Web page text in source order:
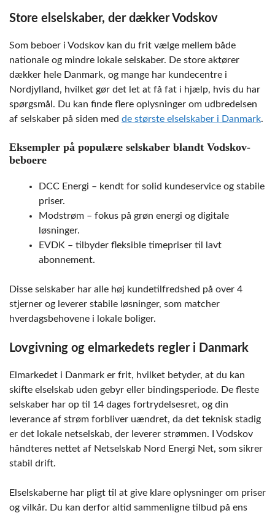
Store elselskaber, der dækker Vodskov
Som beboer i Vodskov kan du frit vælge mellem både
nationale og mindre lokale selskaber. De store aktører
dækker hele Danmark, og mange har kundecentre i
Nordjylland, hvilket gør det let at få fat i hjælp, hvis du har
spørgsmål. Du kan finde flere oplysninger om udbredelsen
af selskaber på siden med de største elselskaber i Danmark.
Eksempler på populære selskaber blandt Vodskov-
beboere
DCC Energi – kendt for solid kundeservice og stabile
priser.
Modstrøm – fokus på grøn energi og digitale
løsninger.
EVDK – tilbyder fleksible timepriser til lavt
abonnement.
Disse selskaber har alle høj kundetilfredshed på over 4
stjerner og leverer stabile løsninger, som matcher
hverdagsbehovene i lokale boliger.
Lovgivning og elmarkedets regler i Danmark
Elmarkedet i Danmark er frit, hvilket betyder, at du kan
skifte elselskab uden gebyr eller bindingsperiode. De fleste
selskaber har op til 14 dages fortrydelsesret, og din
leverance af strøm forbliver uændret, da det teknisk stadig
er det lokale netselskab, der leverer strømmen. I Vodskov
håndteres nettet af Netselskab Nord Energi Net, som sikrer
stabil drift.
Elselskaberne har pligt til at give klare oplysninger om priser
og vilkår. Du kan derfor altid sammenligne tilbud på ens